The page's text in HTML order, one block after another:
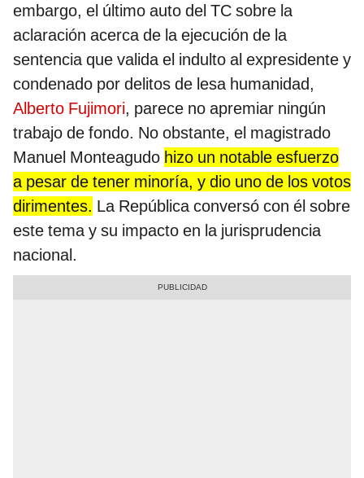
embargo, el último auto del TC sobre la
aclaración acerca de la ejecución de la
sentencia que valida el indulto al expresidente y
condenado por delitos de lesa humanidad,
Alberto Fujimori, parece no apremiar ningún
trabajo de fondo. No obstante, el magistrado
Manuel Monteagudo hizo un notable esfuerzo
a pesar de tener minoría, y dio uno de los votos
dirimentes. La República conversó con él sobre
este tema y su impacto en la jurisprudencia
nacional.